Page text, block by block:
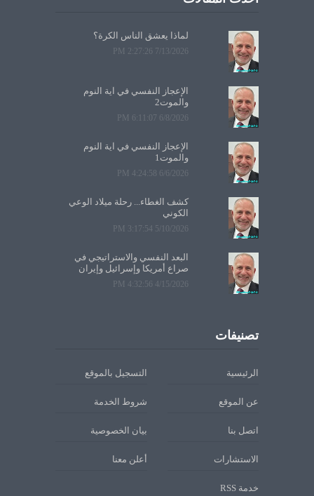
لماذا يعشق الناس الكرة؟
7/13/2026 2:27:26 PM
الإعجاز النفسي في آية النوم
والموت2
6/8/2026 6:11:07 PM
الإعجاز النفسي في آية النوم
والموت1
6/6/2026 4:24:58 PM
كشف الغطاء... رحلة ميلاد الوعي
الكوني
5/10/2026 3:17:54 PM
البعد النفسي والاستراتيجي في
صراع أمريكا وإسرائيل وإيران
4/15/2026 4:32:56 PM
تصنيفات
الرئيسية التسجيل بالموقع
عن الموقع شروط الخدمة
اتصل بنا بيان الخصوصية
الاستشارات أعلن معنا
خدمة RSS